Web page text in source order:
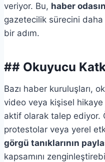
veriyor. Bu, haber
gazetecilik sürecini
bir adım.
## Okuyucu
Bazı haber kuruluşları,
video veya kişisel
aktif olarak talep ediyor.
protestolar veya yerel
görgü tanıklarının
kapsamını